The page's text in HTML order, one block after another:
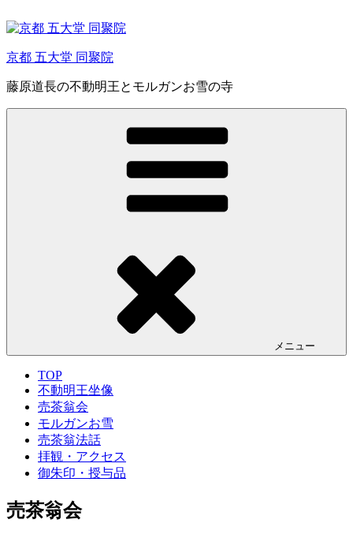
ン
ン
ツ
へ
ス
京都 五大堂 同聚院
藤原道長の不動明王とモルガンお雪の寺
メニュー
TOP
不動明王坐像
売茶翁会
モルガンお雪
売茶翁法話
拝観・アクセス
御朱印・授与品
売茶翁会